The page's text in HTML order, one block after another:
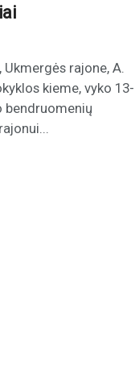
Ukmergės rajone, A.
kieme, vyko 13-
bendruomenių